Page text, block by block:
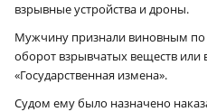
взрывные устройства и дроны.
Мужчину признали виновным по
оборот взрывчатых веществ или
«Государственная измена».
Судом ему было назначено